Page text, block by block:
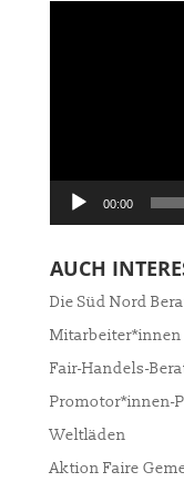
00:00
AUCH
Die Süd Nord
Mitarbeiter*innen
Fair-Handels-
Promotor*innen-
Weltläden
Aktion Faire